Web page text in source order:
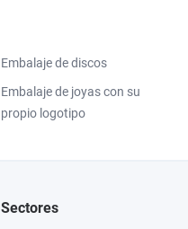
Embalaje de discos
Embalaje de joyas con su
propio logotipo
Sectores